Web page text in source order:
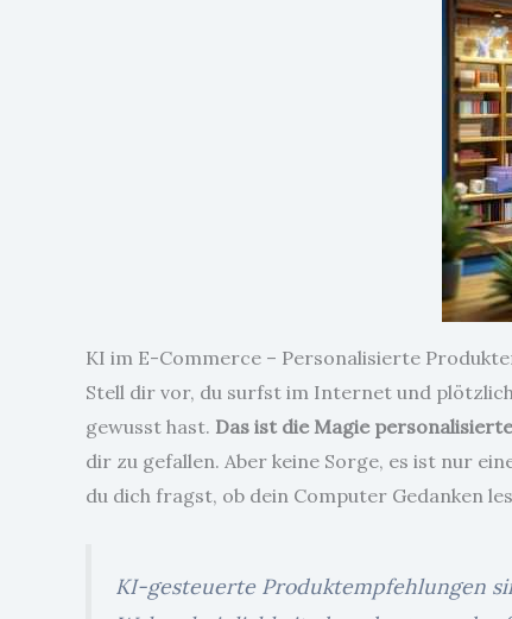
KI im E-Commerce – Personalisierte
Stell dir vor, du surfst im Internet und
gewusst hast. Das ist die Magie
dir zu gefallen. Aber keine Sorge, es ist nur
du dich fragst, ob dein Computer Gedanken
KI-gesteuerte Produktempfehlungen